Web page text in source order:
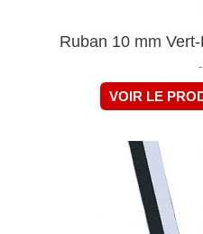
Ruban 10 mm
-
VOIR LE